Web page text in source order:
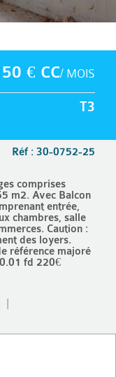
€ CC/ MOIS
T3
Réf : 30-0752-25
comprises
m2. Avec Balcon
entrée,
chambres, salle
Caution :
des loyers.
référence majoré
fd 220€